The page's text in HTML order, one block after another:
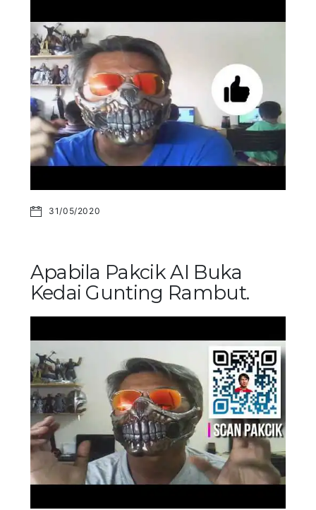
31/05/2020
Apabila Pakcik AI Buka
Kedai Gunting Rambut.